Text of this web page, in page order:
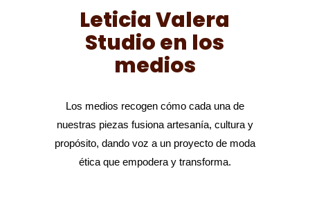
Leticia Valera
Studio en los
medios
Los medios recogen cómo cada una de
nuestras piezas fusiona artesanía, cultura y
propósito, dando voz a un proyecto de moda
ética que empodera y transforma.